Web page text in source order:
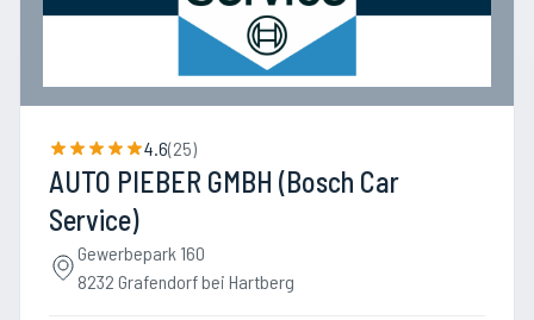
4.6(25)
AUTO PIEBER GMBH (Bosch Car
Service)
Gewerbepark 160
8232 Grafendorf bei Hartberg